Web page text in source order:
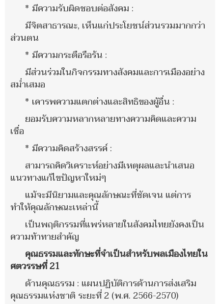
* มีความรับผิดชอบต่อสังคม :
มีจิตสาธารณะ, เห็นแก่ประโยชน์ส่วนรวมมากกว่า
ส่วนตน
* มีความกระตือรือร้น :
มีส่วนร่วมในกิจกรรมทางสังคมและการเมืองอย่าง
สม่ำเสมอ
* เคารพความแตกต่างและสิทธิของผู้อื่น :
ยอมรับความหลากหลายทางความคิดและความ
เชื่อ
* มีความคิดสร้างสรรค์ :
สามารถคิดวิเคราะห์อย่างมีเหตุผลและนำเสนอ
แนวทางแก้ไขปัญหาใหม่ๆ
แม้จะมีนิยามและคุณลักษณะที่ชัดเจน แต่การ
ทำให้คุณลักษณะเหล่านี้
เป็นพฤติกรรมที่แพร่หลายในสังคมไทยยังคงเป็น
ความท้าทายสำคัญ
คุณธรรมและทักษะที่จำเป็นสำหรับพลเมืองไทยใน
ศตวรรษที่ 21
ด้านคุณธรรม : แผนปฏิบัติการด้านการส่งเสริม
คุณธรรมแห่งชาติ ระยะที่ 2 (พ.ศ. 2566-2570)